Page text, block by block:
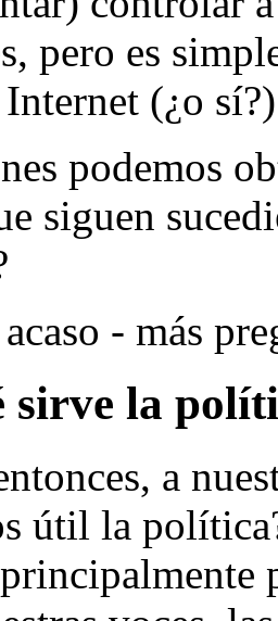
pero es
(¿o
podemos
siguen
- más
sirve la
a
útil la